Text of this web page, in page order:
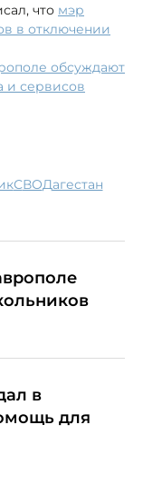
что мэр
в отключении
обсуждают
и сервисов
СВО
Дагестан
в
для